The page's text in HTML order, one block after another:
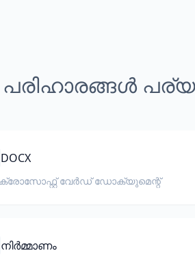
DOCX
വേർഡ് ഡോക്യുമെന്റ്
നിർമ്മാണം